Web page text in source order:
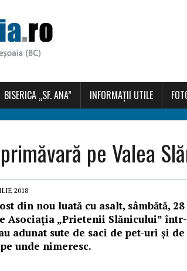
BISERICA „SF. ANA” INFORMAȚII UTILE
pe Valea
2018
din nou luată cu asalt, sâmbătă,
„Prietenii Slănicului”
adunat sute de saci de pet-uri și
unde nimeresc.